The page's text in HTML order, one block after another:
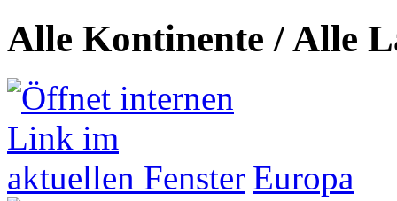
Alle Kontinente / Alle
Europa